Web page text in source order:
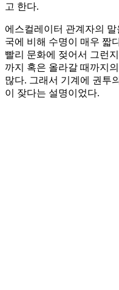
고 한다.
에스컬레이터 관계자의
국에 비해 수명이 매우 짧
빨리 문화에 젖어서 그런
까지 혹은 올라갈 때까지
많다. 그래서 기계에 권투
이 잦다는 설명이었다.